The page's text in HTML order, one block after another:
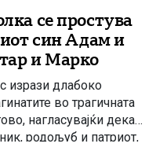
се простува
син Адам и
и Марко
изрази длабоко
во трагичната
нагласувајќи дека
родољуб и патриот,
од своите